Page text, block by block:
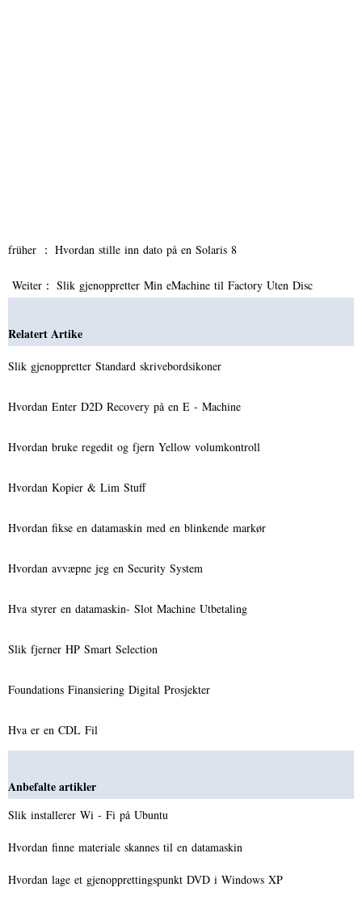
früher ： Hvordan stille inn dato på en Solaris 8
Weiter： Slik gjenoppretter Min eMachine til Factory Uten Disc
Relatert Artike
Slik gjenoppretter Standard skrivebordsikoner
Hvordan Enter D2D Recovery på en E - Machine
Hvordan bruke regedit og fjern Yellow volumkontroll
Hvordan Kopier & Lim Stuff
Hvordan fikse en datamaskin med en blinkende markør
Hvordan avvæpne jeg en Security System
Hva styrer en datamaskin- Slot Machine Utbetaling
Slik fjerner HP Smart Selection
Foundations Finansiering Digital Prosjekter
Hva er en CDL Fil
Anbefalte artikler
Slik installerer Wi - Fi på Ubuntu
Hvordan finne materiale skannes til en datamaskin
Hvordan lage et gjenopprettingspunkt DVD i Windows XP